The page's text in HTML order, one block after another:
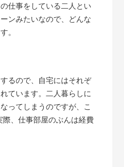
仕事をしている二人とい
ンみたいなので、どんな
。
るので、自宅にはそれぞ
ています。二人暮らしに
ってしまうのですが、こ
際、仕事部屋のぶんは経費